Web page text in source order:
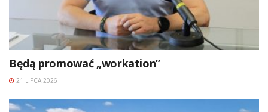
Będą promować „workation”
21 LIPCA 2026